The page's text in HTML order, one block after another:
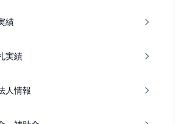
績
実績
人情報